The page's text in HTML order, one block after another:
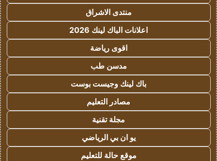
منتدى الاشراق
اعلانات الباك لينك 2026
اقوى رياضة
مدسن طب
باك لينك وجيست بوست
مصادر التعليم
مجلة تقنية
يو ان بي الرياضي
موقع حالة للتعليم